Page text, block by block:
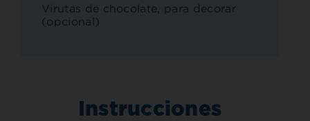
Virutas de chocolate, para decorar
(opcional)
Instrucciones